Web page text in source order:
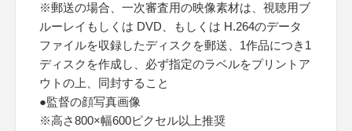
※郵送の場合、一次審査用の映像素材は、視聴用ブ
ルーレイもしくは DVD、もしくは H.264のデータ
ファイルを収録したディスクを郵送、1作品につき1
ディスクを作成し、必ず指定のラベルをプリントア
ウトの上、同封すること
●監督の顔写真画像
※高さ800×幅600ピクセル以上推奨